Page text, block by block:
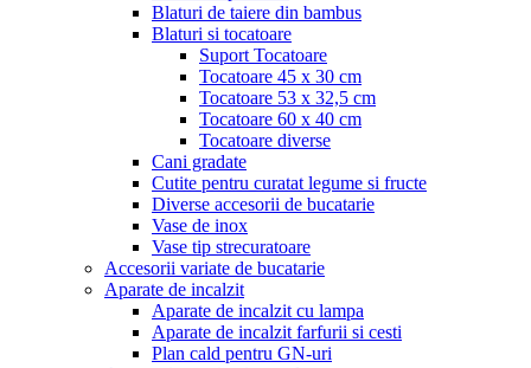
Blaturi de taiere din bambus
Blaturi si tocatoare
Suport Tocatoare
Tocatoare 45 x 30 cm
Tocatoare 53 x 32,5 cm
Tocatoare 60 x 40 cm
Tocatoare diverse
Cani gradate
Cutite pentru curatat legume si fructe
Diverse accesorii de bucatarie
Vase de inox
Vase tip strecuratoare
Accesorii variate de bucatarie
Aparate de incalzit
Aparate de incalzit cu lampa
Aparate de incalzit farfurii si cesti
Plan cald pentru GN-uri